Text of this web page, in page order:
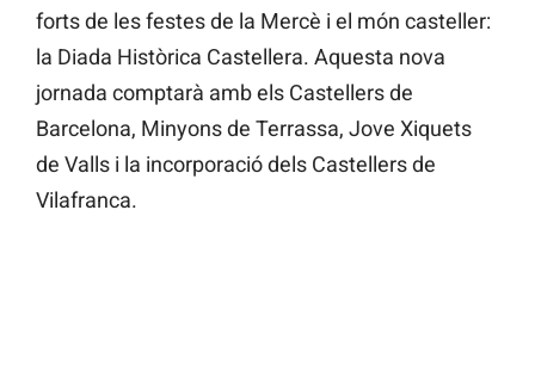
forts de les festes de la Mercè i el món casteller:
la Diada Històrica Castellera. Aquesta nova
jornada comptarà amb els Castellers de
Barcelona, Minyons de Terrassa, Jove Xiquets
de Valls i la incorporació dels Castellers de
Vilafranca.